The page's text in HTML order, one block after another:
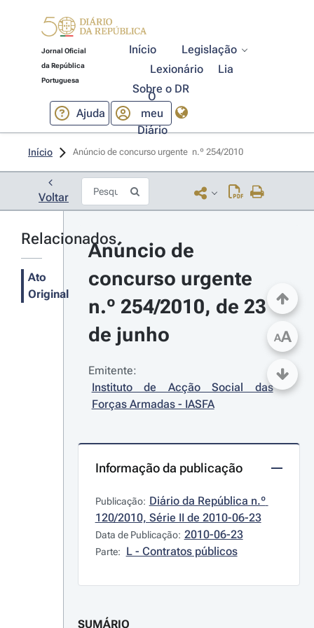
Jornal Oficial
da República
Portuguesa
Início
Legislação
Lexionário
Lia
Sobre o DR
Ajuda
O
meu
Diário
Início Anúncio de concurso urgente  n.º 254/2010
Voltar
Relacionados
Ato
Original
Anúncio de
concurso urgente
n.º 254/2010, de 23
de junho
Emitente:
Instituto de Acção Social das
Forças Armadas - IASFA
Informação da publicação
Publicação: Diário da República n.º
120/2010, Série II de 2010-06-23
Data de Publicação: 2010-06-23
Parte: L - Contratos públicos
SUMÁRIO
AA